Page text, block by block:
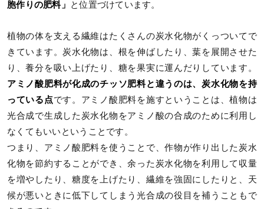
胞作りの肥料」
と位置づけています。
植物の体を支える繊維はたくさんの炭水化物がくっついてで
きています。炭水化物は、根を伸ばしたり、葉を展開させた
り、養分を吸い上げたり、糖を果実に運んだりしています。
アミノ酸肥料が化成のチッソ肥料と違うのは、炭水化物を持
っている点です。アミノ酸肥料を施すということは、植物は
光合成で生成した炭水化物をアミノ酸の合成のために利用し
なくてもいいということです。
つまり、アミノ酸肥料を使うことで、作物が作り出した炭水
化物を節約することができ、余った炭水化物を利用して収量
を増やしたり、糖度を上げたり、繊維を強固にしたりと、天
候が悪いときに低下してしまう光合成の役目を補うこともで